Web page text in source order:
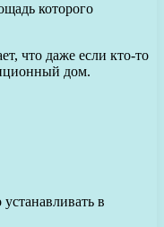
которого
что даже если кто-то
дом.
в